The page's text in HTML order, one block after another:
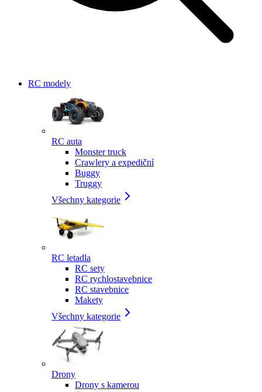
RC modely
RC auta
Monster truck
Crawlery a expediční
Buggy
Truggy
Všechny kategorie
RC letadla
RC sety
RC rychlostavebnice
RC stavebnice
Makety
Všechny kategorie
Drony
Drony s kamerou